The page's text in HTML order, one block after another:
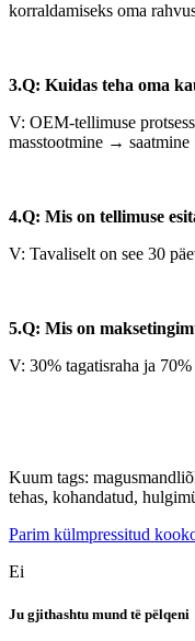
korraldamiseks oma
3.Q: Kuidas teha oma
V: OEM-tellimuse
masstootmine → saatmine
4.Q: Mis on tellimuse
V: Tavaliselt on see 30
5.Q: Mis on
V: 30% tagatisraha ja
Kuum tags:
tehas, kohandatud,
Parim külmpressitud
Ei
Ju gjithashtu mund të pëlqeni